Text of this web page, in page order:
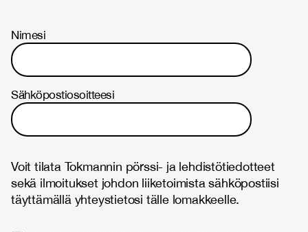
Nimesi
Sähköpostiosoitteesi
Voit tilata Tokmannin pörssi- ja lehdistötiedotteet
sekä ilmoitukset johdon liiketoimista sähköpostiisi
täyttämällä yhteystietosi tälle lomakkeelle.